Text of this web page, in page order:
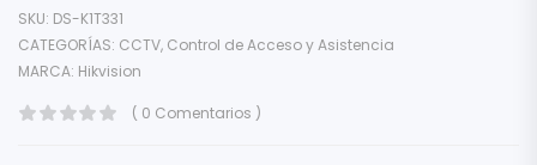
SKU: DS-K1T331
CATEGORÍAS: CCTV, Control de Acceso y Asistencia
MARCA: Hikvision
( 0 Comentarios )